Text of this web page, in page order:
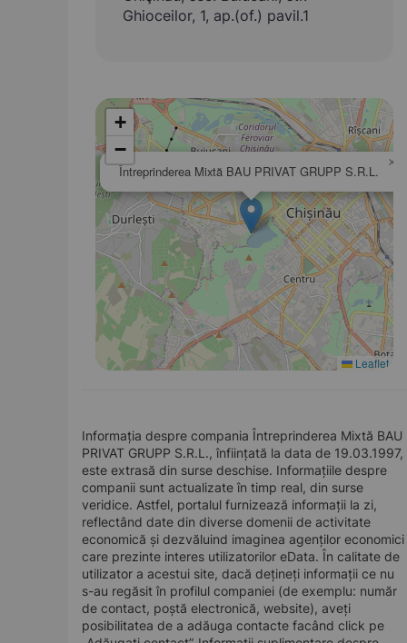
Ghioceilor, 1, ap.(of.) pavil.1
Întreprinderea Mixtă BAU PRIVAT GRUPP S.R.L.
×
+
−
Leaflet
Informația despre compania Întreprinderea Mixtă BAU
PRIVAT GRUPP S.R.L., înființată la data de 19.03.1997,
este extrasă din surse deschise. Informațiile despre
companii sunt actualizate în timp real, din surse
veridice. Astfel, portalul furnizează informații la zi,
reflectând date din diverse domenii de activitate
economică și dezvăluind imaginea agenților economici
care prezinte interes utilizatorilor eData. În calitate de
utilizator a acestui site, dacă dețineți informații ce nu
s-au regăsit în profilul companiei (de exemplu: număr
de contact, poștă electronică, website), aveți
posibilitatea de a adăuga contacte facând click pe